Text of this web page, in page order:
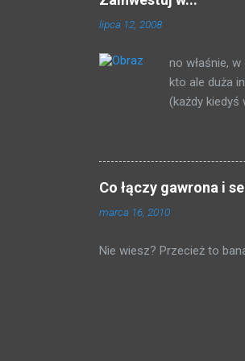
dostajemy 5 złotych)
Tak, pół procent,
kartę przy kasie, dowie się
lipca 12, 2008
no właśnie,
kto ale duża
(każdy kiedyś
stronie, idąc
serwerze:
pobrałem
pewnej
w siebie
htaccess nie
Co łączy gawrona i
marca 16, 2010
Nie wiesz? Przecież to